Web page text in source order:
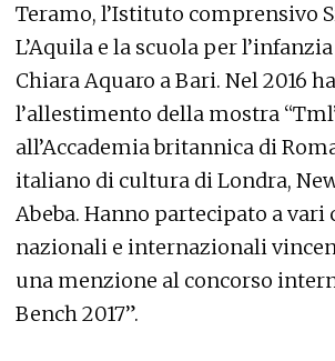
Teramo, l’Istituto comprensivo
L’Aquila e la scuola per
Chiara Aquaro a Bari. Nel 2016
l’allestimento della mostra
all’Accademia britannica di
italiano di cultura di Londra,
Abeba. Hanno partecipato a vari
nazionali e internazionali
una menzione al concorso
Bench 2017”.